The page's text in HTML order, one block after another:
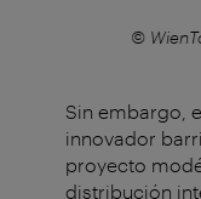
©
Sin embargo,
innovador
proyecto
distribución